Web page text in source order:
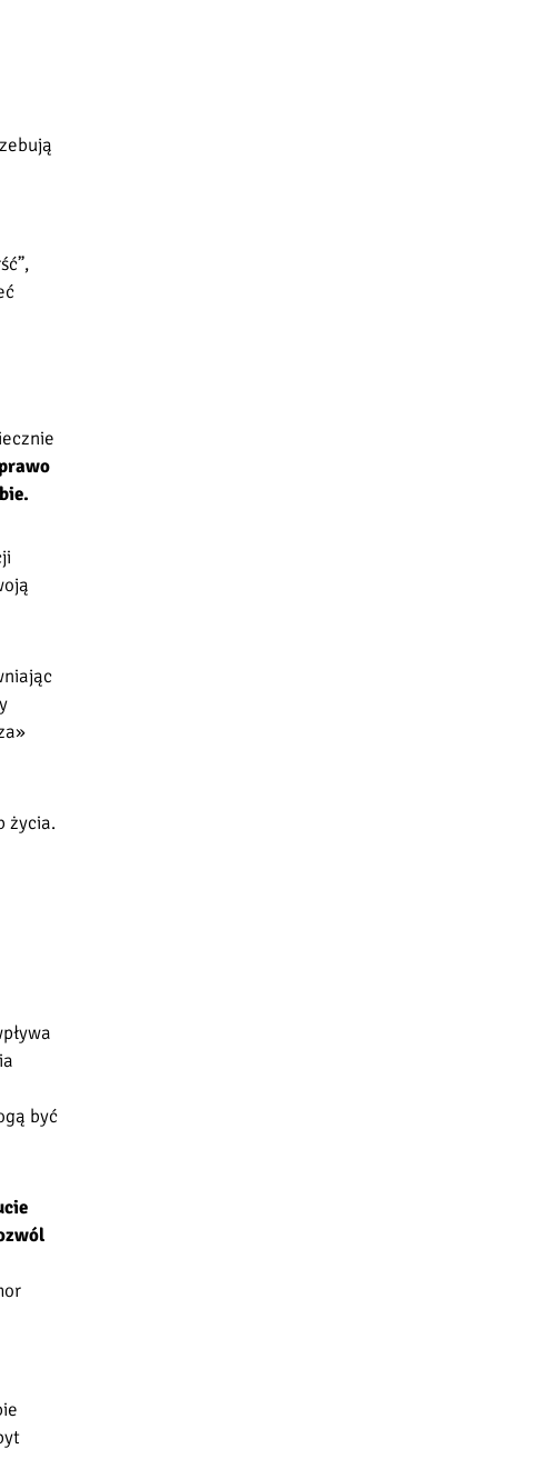
życia.
być